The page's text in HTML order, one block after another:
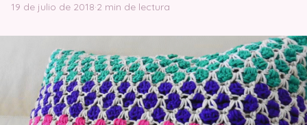
19 de julio de 2018·2 min de lectura